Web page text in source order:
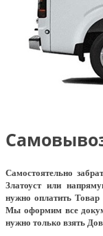
Самостоятельно
Златоуст или
нужно оплатить
Мы оформим все
нужно только взять